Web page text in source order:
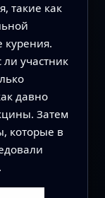
такие как
курения.
участник
давно
Затем
которые в